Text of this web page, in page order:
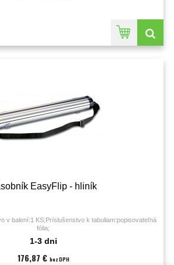
EasyFlip - hliník
v balení:1 KS;Príslušenstvo k tabuliam:popisovateľná
fólia;
1-3 dni
176,87 € bez DPH